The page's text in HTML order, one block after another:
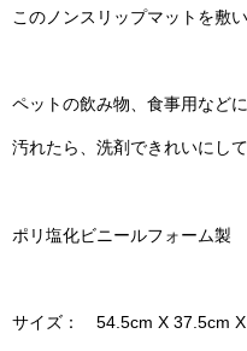
このノンスリップマットを敷
ペットの飲み物、食事用など
汚れたら、洗剤できれいにし
ポリ塩化ビニールフォーム製
サイズ： 54.5cm X 37.5cm X